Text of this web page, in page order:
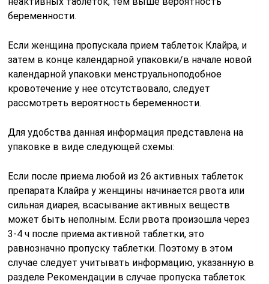
беременности.
Если женщина пропускала прием таблеток Клайра, и
затем в конце календарной упаковки/в начале новой
календарной упаковки менструальноподобное
кровотечение у нее отсутствовало, следует
рассмотреть вероятность беременности.
Для удобства данная информация представлена на
упаковке в виде следующей схемы:
Если после приема любой из 26 активных таблеток
препарата Клайра у женщины начинается рвота или
сильная диарея, всасывание активных веществ
может быть неполным. Если рвота произошла через
3-4 ч после приема активной таблетки, это
равнозначно пропуску таблетки. Поэтому в этом
случае следует учитывать информацию, указанную в
разделе Рекомендации в случае пропуска таблеток.